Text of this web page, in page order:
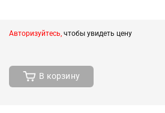
Авторизуйтесь, чтобы увидеть цену
В корзину